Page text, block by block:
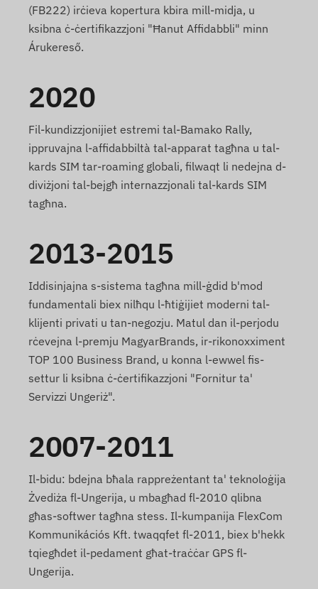
(FB222) irċieva kopertura kbira mill-midja, u
ksibna ċ-ċertifikazzjoni "Ħanut Affidabbli" minn
Árukereső.
2020
Fil-kundizzjonijiet estremi tal-Bamako Rally,
ippruvajna l-affidabbiltà tal-apparat tagħna u tal-
kards SIM tar-roaming globali, filwaqt li nedejna d-
diviżjoni tal-bejgħ internazzjonali tal-kards SIM
tagħna.
2013-2015
Iddisinjajna s-sistema tagħna mill-ġdid b'mod
fundamentali biex nilħqu l-ħtiġijiet moderni tal-
klijenti privati u tan-negozju. Matul dan il-perjodu
rċevejna l-premju MagyarBrands, ir-rikonoxximent
TOP 100 Business Brand, u konna l-ewwel fis-
settur li ksibna ċ-ċertifikazzjoni "Fornitur ta'
Servizzi Ungeriż".
2007-2011
Il-bidu: bdejna bħala rappreżentant ta' teknoloġija
Żvediża fl-Ungerija, u mbagħad fl-2010 qlibna
għas-softwer tagħna stess. Il-kumpanija FlexCom
Kommunikációs Kft. twaqqfet fl-2011, biex b'hekk
tqiegħdet il-pedament għat-traċċar GPS fl-
Ungerija.